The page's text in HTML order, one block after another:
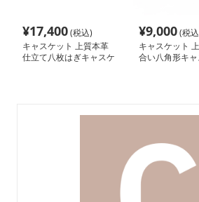
¥17,400(税込)
キャスケット 上質本革
仕立て八枚はぎキャスケ
¥9,000(税
キャスケット
合い八角形キャ